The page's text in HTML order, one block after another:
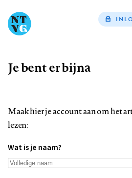
Kruimelpad
Je bent er bijna
Maak hier je account aan om het
lezen:
Wat is je naam?